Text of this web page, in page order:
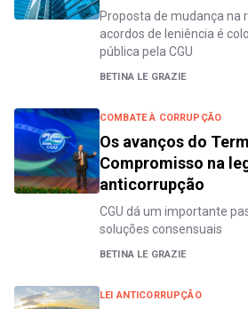
Proposta de mudança na
acordos de leniência é
pública pela CGU
BETINA LE GRAZIE
COMBATE À CORRUPÇÃO
Os avanços do
Compromisso na
anticorrupção
CGU dá um importante
soluções consensuais
BETINA LE GRAZIE
LEI ANTICORRUPÇÃO